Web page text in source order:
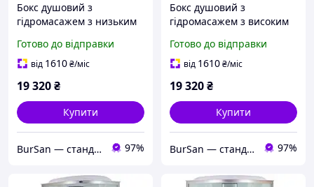
Бокс душовий з
гідромасажем з низьким
SBH02-90x90x215-FB
SATIN матове скло 4мм
Готово до відправки
від 1610₴/міс
19 320₴
Купити
BurSan — стандарт сучасної сантехніки 97%
Бокс душовий з
гідромасажем з високим
SBH01-90x90x215-FB
SATIN матове скло 4мм
Готово до відправки
від 1610₴/міс
19 320₴
Купити
BurSan — стандарт сучасної сантехніки 97%